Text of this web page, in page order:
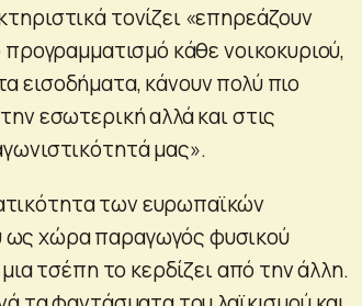
τονίζει «επηρεάζουν
προγραμματισμό κάθε νοικοκυριού,
εισοδήματα, κάνουν πολύ πιο
εσωτερική αλλά και στις
μας».
των ευρωπαϊκών
χώρα παραγωγός φυσικού
τσέπη το κερδίζει από την άλλη.